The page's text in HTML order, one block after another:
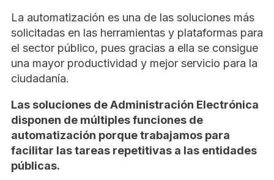
La automatización es una de las soluciones más
solicitadas en las herramientas y plataformas para
el sector público, pues gracias a ella se consigue
una mayor productividad y mejor servicio para la
ciudadanía.
Las soluciones de Administración Electrónica
disponen de múltiples funciones de
automatización porque trabajamos para
facilitar las tareas repetitivas a las entidades
públicas.